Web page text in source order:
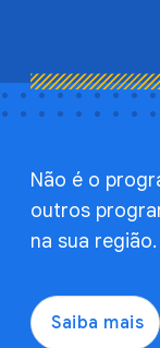
Não é o
outros
na sua região.
Saiba mais